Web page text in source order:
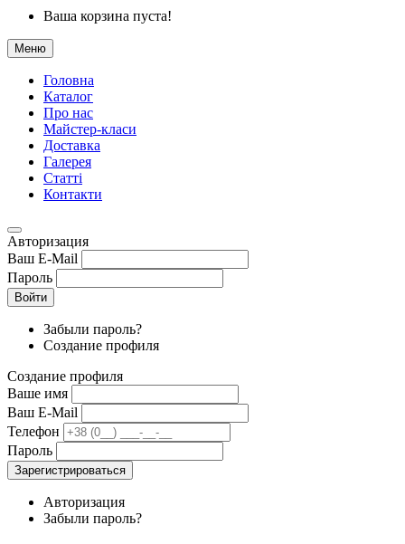
Ваша корзина пуста!
Меню
Головна
Каталог
Про нас
Майстер-класи
Доставка
Галерея
Статтi
Контакти
Авторизация
Ваш E-Mail
Пароль
Войти
Забыли пароль?
Создание профиля
Создание профиля
Ваше имя
Ваш E-Mail
Телефон
Пароль
Зарегистрироваться
Авторизация
Забыли пароль?